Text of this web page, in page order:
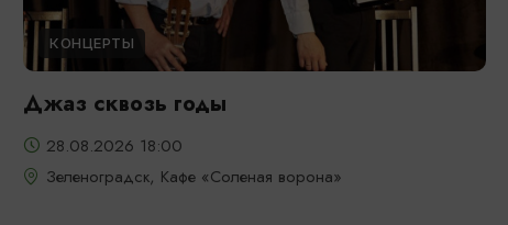
КОНЦЕРТЫ
Джаз сквозь годы
28.08.2026 18:00
Зеленоградск, Кафе «Соленая ворона»